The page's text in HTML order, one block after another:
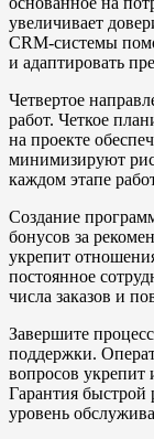
увеличивает
CRM-системы
и адаптировать
Четвертое
работ. Четкое
на проекте
минимизируют
каждом этапе
Создание
бонусов за
укрепит
постоянное
числа заказов и
Завершите
поддержки.
вопросов укрепит
Гарантия быстрой
уровень